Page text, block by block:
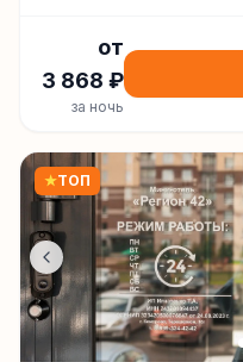
от
3 868 ₽
за ночь
★ТОП